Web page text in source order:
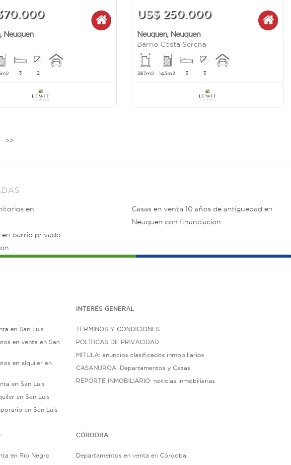
, Neuquen
3 2
US$ 250.000
Neuquen, Neuquen
Barrio Costa Serena
387m2 145m2 3 3
>>
en
Casas en venta 10 años de antiguedad en
Neuquen con financiacion
en barrio privado
en San Luis
en venta en San
en alquiler en
en San Luis
en San Luis
en San Luis
INTERÉS GENERAL
TÉRMINOS Y CONDICIONES
POLÍTICAS DE PRIVACIDAD
MITULA: anuncios clasificados inmobiliarios
CASANUROA: Departamentos y Casas
REPORTE INMOBILIARIO: noticias inmobiliarias
en Río Negro
CÓRDOBA
Departamentos en venta en Córdoba